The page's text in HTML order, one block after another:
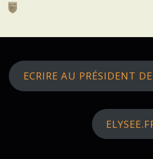
Skip
ECRIRE AU PRÉSIDENT